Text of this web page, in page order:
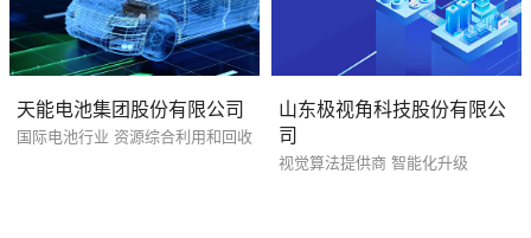
天能电池集团股份有限公司
国际电池行业 资源综合利用和回收
山东极视角科技股份有限公
司
视觉算法提供商 智能化升级